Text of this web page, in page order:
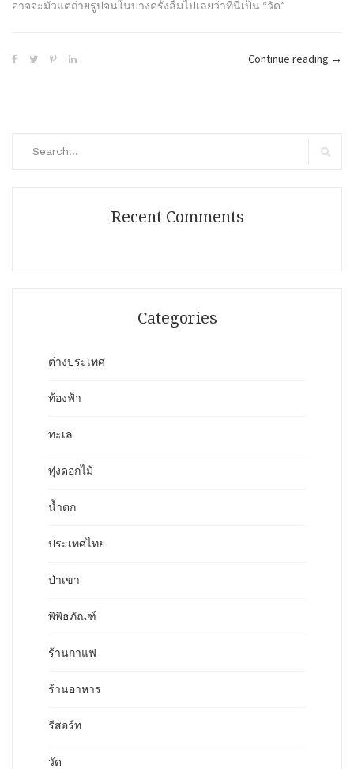
อาจจะมัวแต่ถ่ายรูปจนในบางครั้งลืมไปเลยว่าที่นี่เป็น “วัด”
Continue reading “วัด
→
Recent Comments
Categories
ต่างประเทศ
ท้องฟ้า
ทะเล
ทุ่งดอกไม้
น้ำตก
ประเทศไทย
ป่าเขา
พิพิธภัณฑ์
ร้านกาแฟ
ร้านอาหาร
รีสอร์ท
วัด